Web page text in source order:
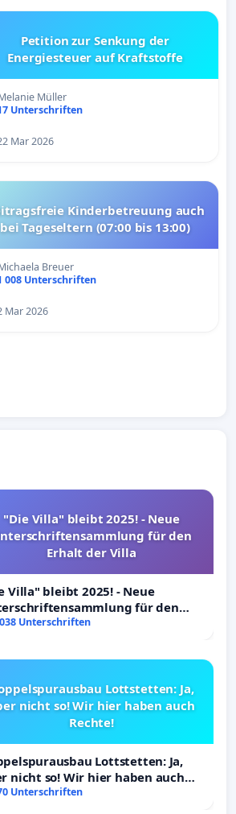
Petition zur Senkung der
Energiesteuer auf Kraftstoffe
Müller
Unterschriften
Mar 2026
Kinderbetreuung auch
bei Tageseltern (07:00 bis 13:00)
Breuer
008 Unterschriften
Mar 2026
"Die Villa" bleibt 2025! - Neue
für den
Erhalt der Villa
Villa" bleibt 2025! - Neue
für den
der Villa
Unterschriften
Lottstetten: Ja,
nicht so! Wir hier haben auch
Rechte!
Lottstetten: Ja,
nicht so! Wir hier haben auch
Unterschriften